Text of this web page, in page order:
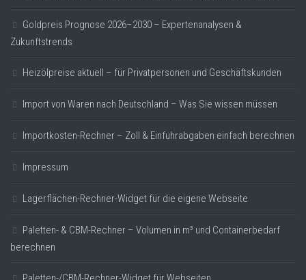
Goldpreis Prognose 2026–2030 – Expertenanalysen &
Zukunftstrends
Heizölpreise aktuell – für Privatpersonen und Geschäftskunden
Import von Waren nach Deutschland – Was Sie wissen müssen
Importkosten-Rechner – Zoll & Einfuhrabgaben einfach berechnen
Impressum
Lagerflächen-Rechner-Widget für die eigene Webseite
Paletten- & CBM-Rechner – Volumen in m³ und Containerbedarf
berechnen